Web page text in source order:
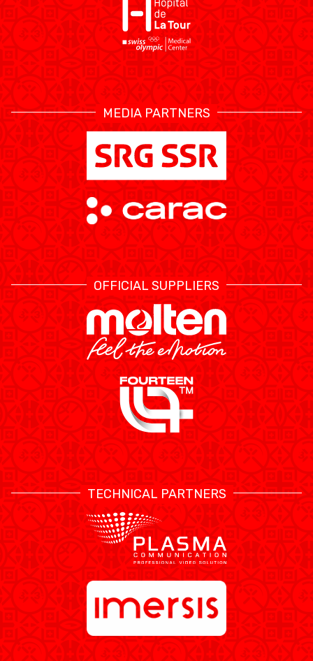
MEDIA PARTNERS
OFFICIAL SUPPLIERS
TECHNICAL PARTNERS